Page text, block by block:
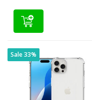
Sale 33%